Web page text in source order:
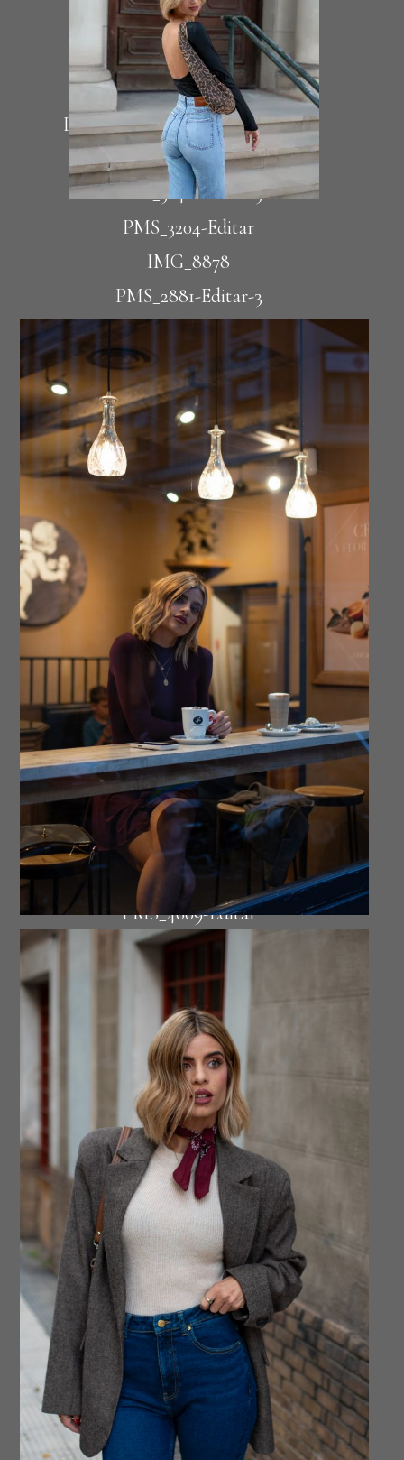
Dub1
PMS_5025
PMS_5464-Editar-2
PMS_3412-Editar-Editar-Editar-6
PMS_3284-Editar-Editar-4
PMS_3248-Editar-3
PMS_3204-Editar
IMG_8878
PMS_2881-Editar-3
PMS_2535-Editar-2
PMS_3990-Editar-4-1
IMG_4835
PMS_5617-Editar
PMS_3937-Editar-2
IMG_4629
PMS_0997-Editar
PMS_0042
27-1
PMS_7867-2
A52
Oo34
Puglia57
PMS_6856-Editar-3
PMS_7013-2
Puglia6
PMS_6219
PMS_4609-Editar
PMS_4087-Editar-3
PMS_3290-Editar-2
PMS_3746-Editar-Editar-2
BLOG3
IM45
PMS_4083-2-1
coke-3
PMS_5026-6